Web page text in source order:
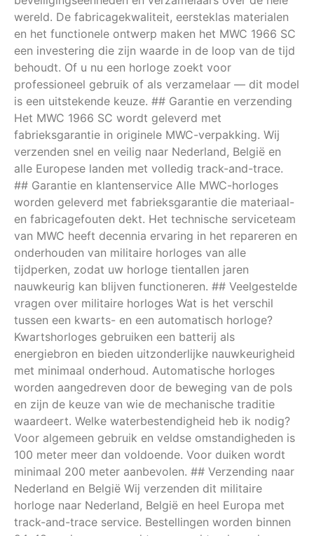
wereld. De fabricagekwaliteit, eersteklas materialen
en het functionele ontwerp maken het MWC 1966 SC
een investering die zijn waarde in de loop van de tijd
behoudt. Of u nu een horloge zoekt voor
professioneel gebruik of als verzamelaar — dit model
is een uitstekende keuze. ## Garantie en verzending
Het MWC 1966 SC wordt geleverd met
fabrieksgarantie in originele MWC-verpakking. Wij
verzenden snel en veilig naar Nederland, België en
alle Europese landen met volledig track-and-trace.
## Garantie en klantenservice Alle MWC-horloges
worden geleverd met fabrieksgarantie die materiaal-
en fabricagefouten dekt. Het technische serviceteam
van MWC heeft decennia ervaring in het repareren en
onderhouden van militaire horloges van alle
tijdperken, zodat uw horloge tientallen jaren
nauwkeurig kan blijven functioneren. ## Veelgestelde
vragen over militaire horloges Wat is het verschil
tussen een kwarts- en een automatisch horloge?
Kwartshorloges gebruiken een batterij als
energiebron en bieden uitzonderlijke nauwkeurigheid
met minimaal onderhoud. Automatische horloges
worden aangedreven door de beweging van de pols
en zijn de keuze van wie de mechanische traditie
waardeert. Welke waterbestendigheid heb ik nodig?
Voor algemeen gebruik en veldse omstandigheden is
100 meter meer dan voldoende. Voor duiken wordt
minimaal 200 meter aanbevolen. ## Verzending naar
Nederland en België Wij verzenden dit militaire
horloge naar Nederland, België en heel Europa met
track-and-trace service. Bestellingen worden binnen